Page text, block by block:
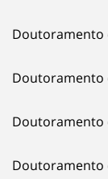
Doutoramento
Doutoramento
Doutoramento
Doutoramento